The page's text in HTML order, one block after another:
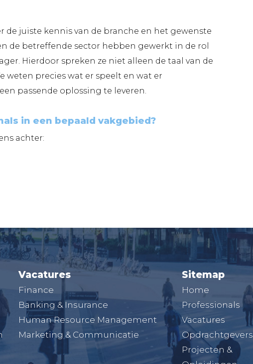
de juiste kennis van de branche en het gewenste
de betreffende sector hebben gewerkt in de rol
Hierdoor spreken ze niet alleen de taal van de
weten precies wat er speelt en wat er
passende oplossing te leveren.
in een bepaald vakgebied?
achter:
Vacatures
Finance
Banking & Insurance
Human Resource Management
Marketing & Communicatie
Sitemap
Home
Professionals
Vacatures
Opdrachtgevers
Projecten &